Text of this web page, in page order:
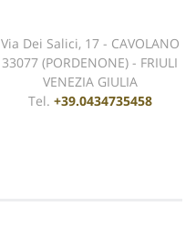
Via Dei Salici, 17 - CAVOLANO
33077 (PORDENONE) - FRIULI
VENEZIA GIULIA
Tel. +39.0434735458